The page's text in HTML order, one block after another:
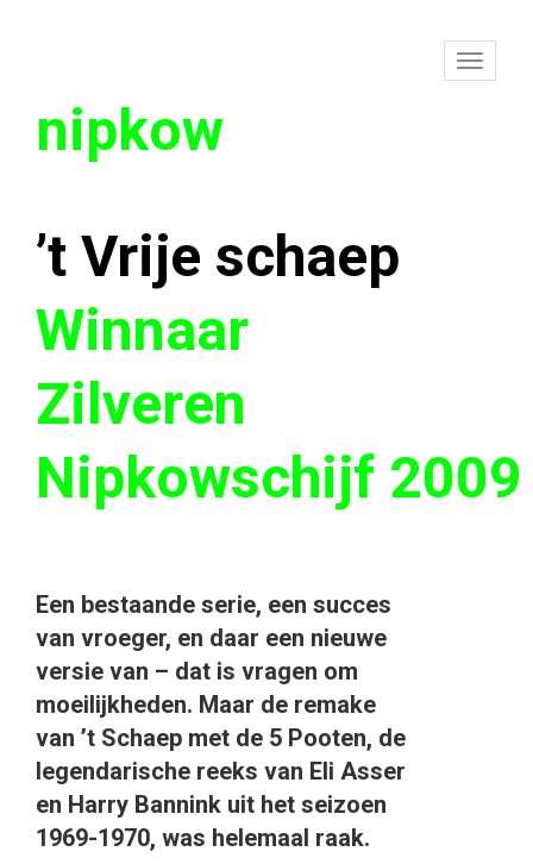
nipkow
’t Vrije schaep
Winnaar
Zilveren
Nipkowschijf 2009
Een bestaande serie, een succes
van vroeger, en daar een nieuwe
versie van – dat is vragen om
moeilijkheden. Maar de remake
van ’t Schaep met de 5 Pooten, de
legendarische reeks van Eli Asser
en Harry Bannink uit het seizoen
1969-1970, was helemaal raak.